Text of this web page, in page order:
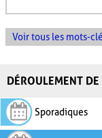
Voir tous les mots-
DÉROULEMENT
Sporadiques